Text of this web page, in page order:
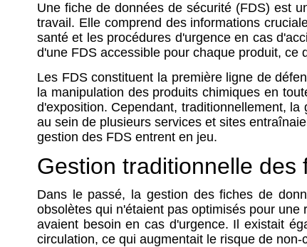
Une fiche de données de sécurité (FDS) est
travail. Elle comprend des informations
santé et les procédures d'urgence en cas
d'une FDS accessible pour chaque produit,
Les FDS constituent la première ligne de
la manipulation des produits chimiques en
d'exposition. Cependant, traditionnellement,
au sein de plusieurs services et sites
gestion des FDS entrent en jeu.
Gestion traditionnelle
Dans le passé, la gestion des fiches de
obsolètes qui n'étaient pas optimisés pour
avaient besoin en cas d'urgence. Il existait
circulation, ce qui augmentait le risque de